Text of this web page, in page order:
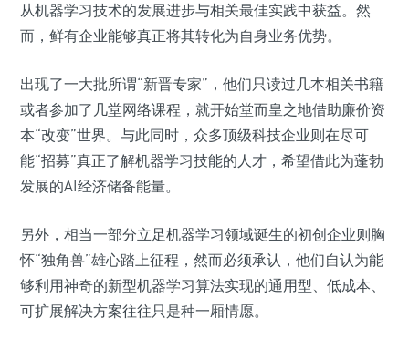
从机器学习技术的发展进步与相关最佳实践中获益。然
而，鲜有企业能够真正将其转化为自身业务优势。
出现了一大批所谓“新晋专家”，他们只读过几本相关书籍
或者参加了几堂网络课程，就开始堂而皇之地借助廉价资
本“改变”世界。与此同时，众多顶级科技企业则在尽可
能“招募”真正了解机器学习技能的人才，希望借此为蓬勃
发展的AI经济储备能量。
另外，相当一部分立足机器学习领域诞生的初创企业则胸
怀“独角兽”雄心踏上征程，然而必须承认，他们自认为能
够利用神奇的新型机器学习算法实现的通用型、低成本、
可扩展解决方案往往只是种一厢情愿。